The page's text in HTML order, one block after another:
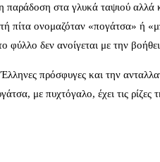
στα γλυκά ταψιού αλλά
πίτα ονομαζόταν «πογάτσα» ή
φύλλο δεν ανοίγεται με την
πρόσφυγες και την
με πυχτόγαλο, έχει τις